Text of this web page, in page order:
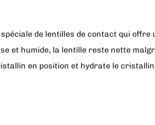
de lentilles de contact qui offre
et humide, la lentille reste nette
en position et hydrate le